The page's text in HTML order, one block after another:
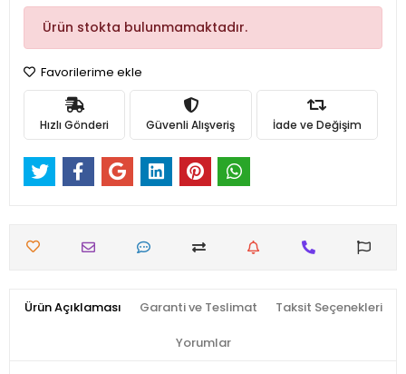
Ürün stokta bulunmamaktadır.
Favorilerime ekle
Hızlı Gönderi Güvenli Alışveriş İade ve Değişim
Ürün Açıklaması Garanti ve Teslimat Taksit Seçenekleri
Yorumlar